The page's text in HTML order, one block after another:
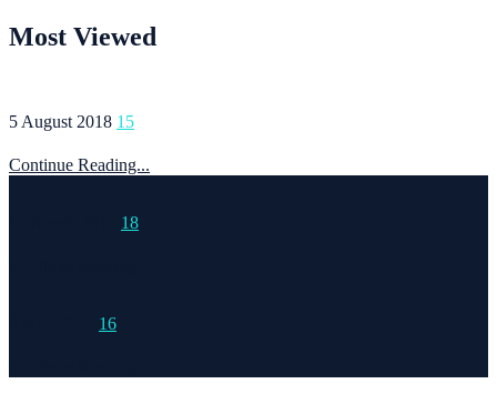
Most Viewed
5 August 2018 15
Continue Reading...
18
16